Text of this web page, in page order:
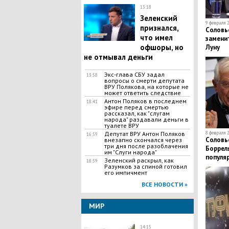
13:18
Зеленский
признался,
что имел
офшоры, но
не отмывал деньги
13:58
Экс-глава СБУ задал
вопросы о смерти депутата
ВРУ Полякова, на которые не
может ответить следствие
18:41
Антон Поляков в последнем
эфире перед смертью
рассказал, как "слугам
народа" раздавали деньги в
туалете ВРУ
16:59
Депутат ВРУ Антон Поляков
внезапно скончался через
три дня после разоблачения
им "Слуги народа"
18:59
Зеленский раскрыл, как
Разумков за спиной готовил
его импичмент
ВСЕ НОВОСТИ »
МИР
14:15
9 февраля
Луну
8 февраля